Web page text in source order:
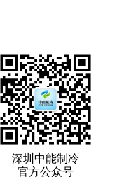
深圳中能制冷
官方公众号